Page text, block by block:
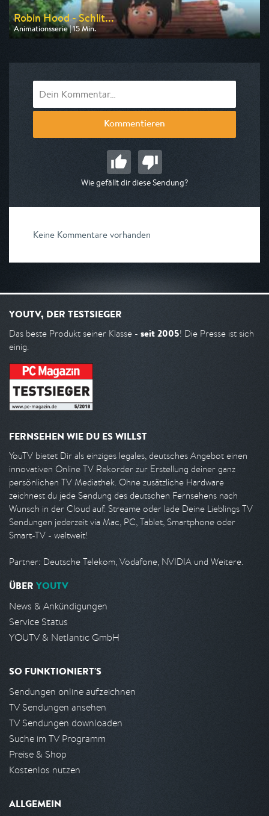
Robin Hood - Schlit...
Animationsserie | 15 Min.
Ausgestrahlt von ZDF
Kommentieren
Wie gefällt dir diese Sendung?
Keine Kommentare vorhanden
YOUTV, DER TESTSIEGER
Das beste Produkt seiner Klasse - seit 2005! Die Presse ist sich
einig.
FERNSEHEN WIE DU ES WILLST
YouTV bietet Dir als einziges legales, deutsches Angebot einen
innovativen Online TV Rekorder zur Erstellung deiner ganz
persönlichen TV Mediathek. Ohne zusätzliche Hardware
zeichnest du jede Sendung des deutschen Fernsehens nach
Wunsch in der Cloud auf. Streame oder lade Deine Lieblings TV
Sendungen jederzeit via Mac, PC, Tablet, Smartphone oder
Smart-TV - weltweit!
Partner: Deutsche Telekom, Vodafone, NVIDIA und Weitere.
ÜBER YOUTV
News & Ankündigungen
Service Status
YOUTV & Netlantic GmbH
SO FUNKTIONIERT'S
Sendungen online aufzeichnen
TV Sendungen ansehen
TV Sendungen downloaden
Suche im TV Programm
Preise & Shop
Kostenlos nutzen
ALLGEMEIN